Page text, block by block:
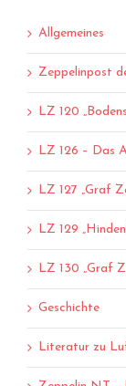
Allgemeines
Zeppelinpost
LZ 120
LZ 126 – Das
LZ 127 „Graf
LZ 129
LZ 130 „Graf
Geschichte
Literatur zu